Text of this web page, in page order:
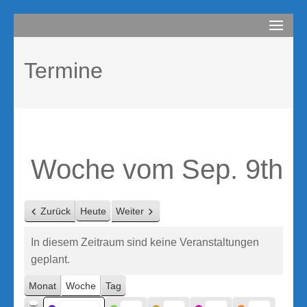
Inhalt
(Enter
drücken)
compurem
Termine
Woche vom Sep. 9th
Zurück Heute Weiter
In diesem Zeitraum sind keine Veranstaltungen
geplant.
Monat Woche Tag